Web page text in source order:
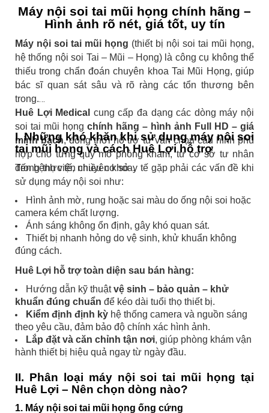
Máy nội soi tai mũi họng chính hãng –
Hình ảnh rõ nét, giá tốt, uy tín
Máy nội soi tai mũi họng (thiết bị nội soi tai mũi họng,
hệ thống nội soi Tai – Mũi – Họng) là công cụ không thể
thiếu trong chẩn đoán chuyên khoa Tai Mũi Họng, giúp
bác sĩ quan sát sâu và rõ ràng các tổn thương bên
trong.
Huê Lợi Medical cung cấp đa dạng các dòng máy nội
soi tai mũi họng chính hãng – hình ảnh Full HD – giá
minh bạch, đồng thời hỗ trợ tư vấn chọn cấu hình phù
hợp cho từng quy mô phòng khám, từ cơ sở tư nhân
đến bệnh viện chuyên khoa.
I. Những khó khăn khi sử dụng máy nội soi
tai mũi họng và cách Huê Lợi hỗ trợ
Trong thực tế, nhiều cơ sở y tế gặp phải các vấn đề khi
sử dụng máy nội soi như:
Hình ảnh mờ, rung hoặc sai màu do ống nội soi hoặc
camera kém chất lượng.
Ánh sáng không ổn định, gây khó quan sát.
Thiết bị nhanh hỏng do vệ sinh, khử khuẩn không
đúng cách.
Huê Lợi hỗ trợ toàn diện sau bán hàng:
Hướng dẫn kỹ thuậtvệ sinh – bảo quản – khử
khuẩn đúng chuẩn để kéo dài tuổi thọ thiết bị.
Kiểm định định kỳ hệ thống camera và nguồn sáng
theo yêu cầu, đảm bảo độ chính xác hình ảnh.
Lắp đặt và căn chỉnh tận nơi, giúp phòng khám vận
hành thiết bị hiệu quả ngay từ ngày đầu.
II. Phân loại máy nội soi tai mũi họng tại
Huê Lợi – Nên chọn dòng nào?
1. Máy nội soi tai mũi họng ống cứng